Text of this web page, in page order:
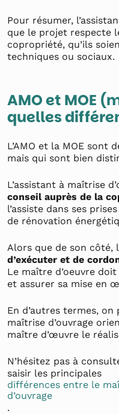
Pour résumer,
que le projet respecte
copropriété, qu’ils
techniques ou sociaux.
AMO et MOE
quelles
L’AMO et la MOE sont
mais qui sont bien
L’assistant à maîtrise
conseil auprès de la
l’assiste dans ses
de rénovation
Alors que de son côté,
d’exécuter et de
Le maître d’oeuvre
et assurer sa mise en
En d’autres termes, on
maîtrise d’ouvrage
maître d’œuvre le
N’hésitez pas à
saisir les principales
différences entre le
d’ouvrage
.